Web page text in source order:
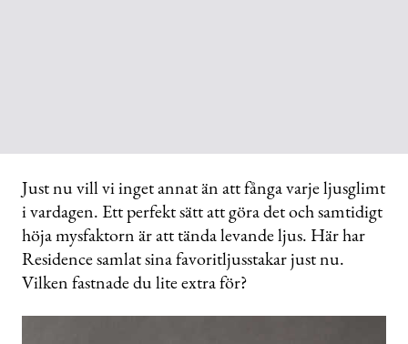
Just nu vill vi inget annat än att fånga varje ljusglimt
i vardagen. Ett perfekt sätt att göra det och samtidigt
höja mysfaktorn är att tända levande ljus. Här har
Residence samlat sina favoritljusstakar just nu.
Vilken fastnade du lite extra för?